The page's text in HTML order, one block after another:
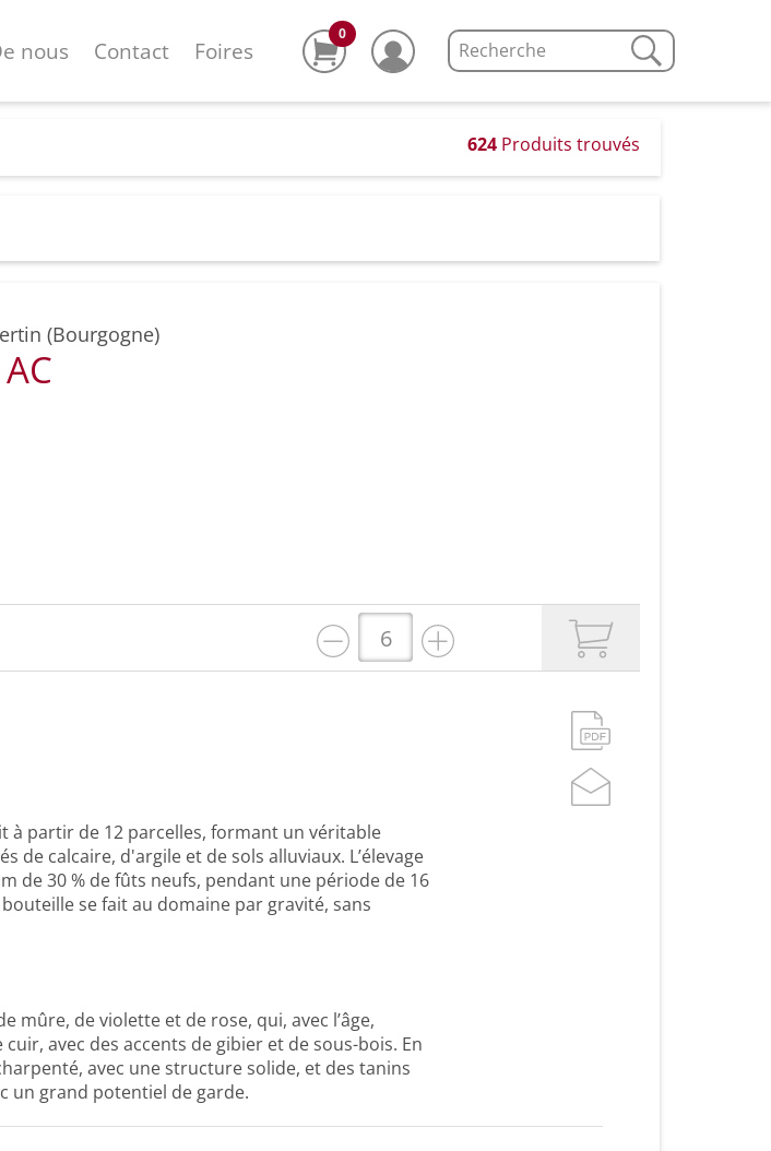
nous Contact Foires
0
624 Produits trouvés
(Bourgogne)
à partir de 12 parcelles, formant un véritable
de calcaire, d'argile et de sols alluviaux. L’élevage
de 30 % de fûts neufs, pendant une période de 16
se fait au domaine par gravité, sans
mûre, de violette et de rose, qui, avec l’âge,
avec des accents de gibier et de sous-bois. En
avec une structure solide, et des tanins
un grand potentiel de garde.